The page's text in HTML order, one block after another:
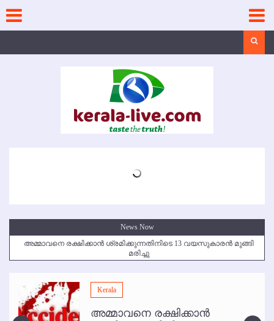
content
News Now
അമ്മാവനെ രക്ഷിക്കാന്‍ ശ്രമിക്കുന്നതിനിടെ 13 വയസുകാരന്‍ മുങ്ങി
മരിച്ചു
മമ്പുറം ആണ്ടു നേര്‍ച്ച ജൂണ്‍ 17 മുതല്‍
ഇനി രമേശ് പിഷാരടി സ്റ്റേജ് ഷോകള്‍ക്ക് ഇല്ല
കോഴിക്കോട് വിമാനത്താവളത്തില്‍ അനധികൃത പാര്‍ക്കിംഗ് പിരിവ് :
Kerala
അമ്മാവനെ രക്ഷിക്കാന്‍